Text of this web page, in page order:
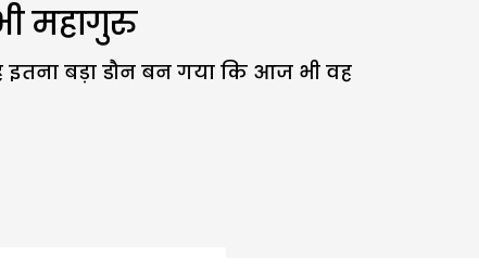
महागुरु
इतना बड़ा डौन बन गया कि आज भी वह